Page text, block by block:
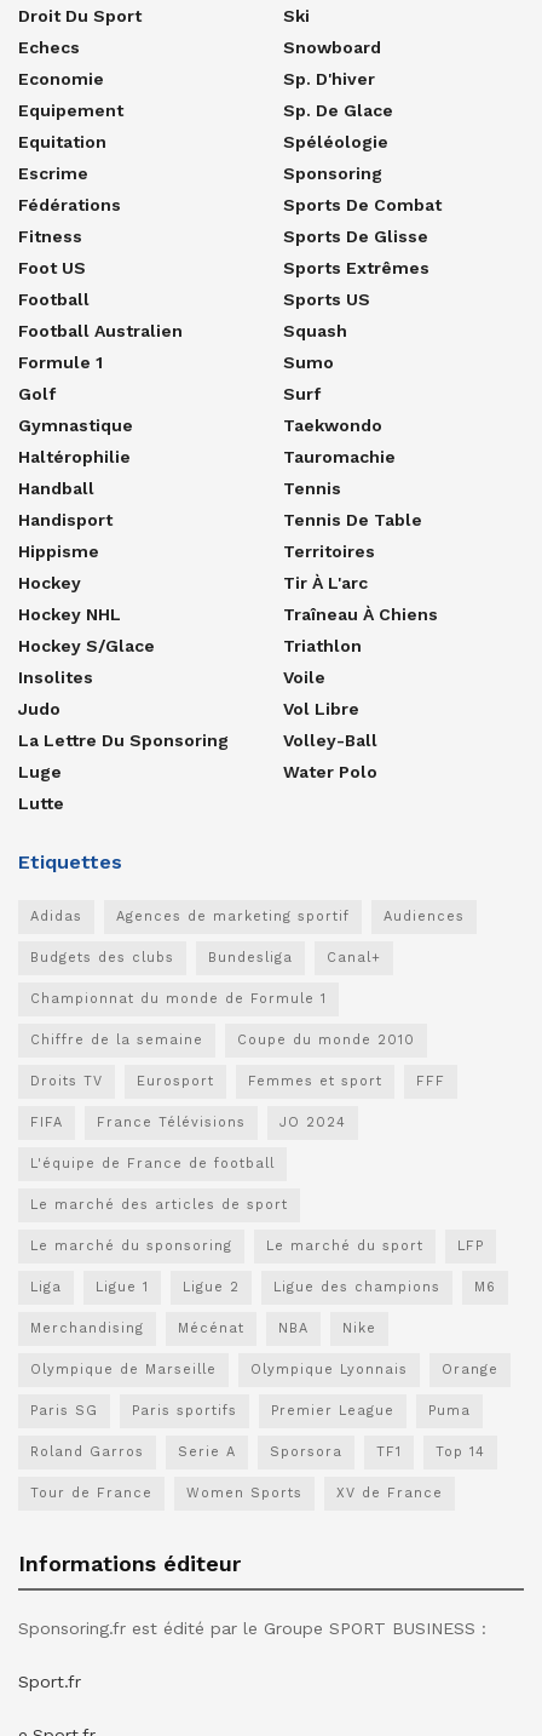
Droit Du Sport
Echecs
Economie
Equipement
Equitation
Escrime
Fédérations
Fitness
Foot US
Football
Football Australien
Formule 1
Golf
Gymnastique
Haltérophilie
Handball
Handisport
Hippisme
Hockey
Hockey NHL
Hockey S/glace
Insolites
Judo
La Lettre Du Sponsoring
Luge
Lutte
Ski
Snowboard
Sp. D'hiver
Sp. De Glace
Spéléologie
Sponsoring
Sports De Combat
Sports De Glisse
Sports Extrêmes
Sports US
Squash
Sumo
Surf
Taekwondo
Tauromachie
Tennis
Tennis De Table
Territoires
Tir À L'arc
Traîneau À Chiens
Triathlon
Voile
Vol Libre
Volley-Ball
Water Polo
Etiquettes
Adidas Agences de marketing sportif Audiences
Budgets des clubs Bundesliga Canal+
Championnat du monde de Formule 1
Chiffre de la semaine Coupe du monde 2010
Droits TV Eurosport Femmes et sport FFF
FIFA France Télévisions JO 2024
L'équipe de France de football
Le marché des articles de sport
Le marché du sponsoring Le marché du sport LFP
Liga Ligue 1 Ligue 2 Ligue des champions M6
Merchandising Mécénat NBA Nike
Olympique de Marseille Olympique Lyonnais Orange
Paris SG Paris sportifs Premier League Puma
Roland Garros Serie A Sporsora TF1 Top 14
Tour de France Women Sports XV de France
Informations éditeur
Sponsoring.fr est édité par le Groupe SPORT BUSINESS :
Sport.fr